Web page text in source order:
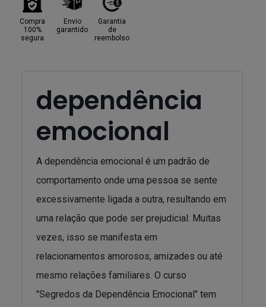
Compra
100%
segura
Envio
garantido
Garantia
de
reembolso
dependência
emocional
A dependência emocional é um padrão de
comportamento onde uma pessoa se sente
excessivamente ligada a outra, resultando em
uma relação que pode ser prejudicial. Muitas
vezes, isso se manifesta em
relacionamentos amorosos, amizades ou até
mesmo relações familiares. O curso
"Segredos da Dependência Emocional" tem